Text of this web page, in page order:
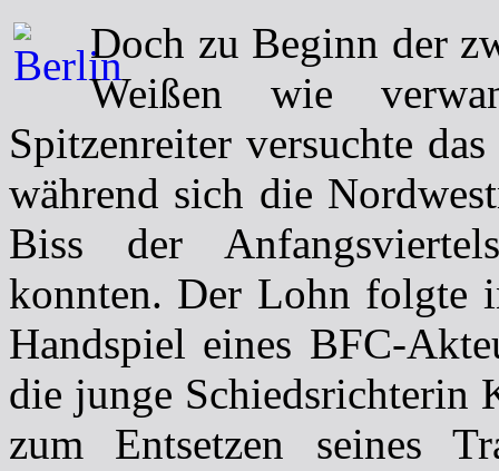
Doch zu Beginn der
Weißen wie
Spitzenreiter versuchte
während sich die
Biss der
konnten. Der Lohn folgte
Handspiel eines BFC-
die junge Schiedsrichterin
zum Entsetzen seines